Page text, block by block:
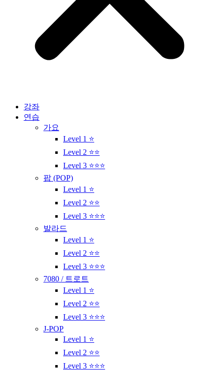
강좌
연습
가요
Level 1 ⭐
Level 2 ⭐⭐
Level 3 ⭐⭐⭐
팝 (POP)
Level 1 ⭐
Level 2 ⭐⭐
Level 3 ⭐⭐⭐
발라드
Level 1 ⭐
Level 2 ⭐⭐
Level 3 ⭐⭐⭐
7080 / 트로트
Level 1 ⭐
Level 2 ⭐⭐
Level 3 ⭐⭐⭐
J-POP
Level 1 ⭐
Level 2 ⭐⭐
Level 3 ⭐⭐⭐